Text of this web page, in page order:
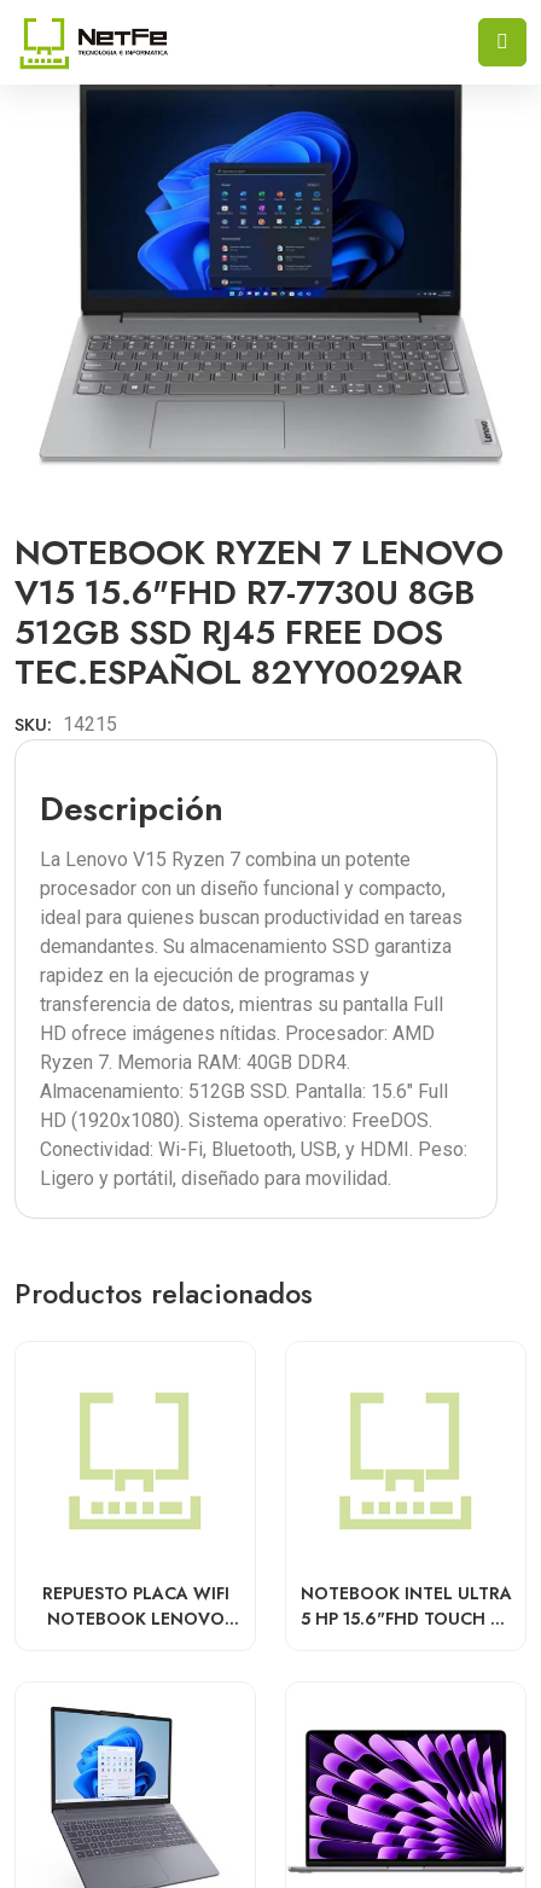
NOTEBOOK RYZEN 7 LENOVO
V15 15.6"FHD R7-7730U 8GB
512GB SSD RJ45 FREE DOS
TEC.ESPAÑOL 82YY0029AR
SKU: 14215
Descripción
La Lenovo V15 Ryzen 7 combina un potente
procesador con un diseño funcional y compacto,
ideal para quienes buscan productividad en tareas
demandantes. Su almacenamiento SSD garantiza
rapidez en la ejecución de programas y
transferencia de datos, mientras su pantalla Full
HD ofrece imágenes nítidas. Procesador: AMD
Ryzen 7. Memoria RAM: 40GB DDR4.
Almacenamiento: 512GB SSD. Pantalla: 15.6" Full
HD (1920x1080). Sistema operativo: FreeDOS.
Conectividad: Wi-Fi, Bluetooth, USB, y HDMI. Peso:
Ligero y portátil, diseñado para movilidad.
Productos relacionados
REPUESTO PLACA WIFI
NOTEBOOK LENOVO
NOTEBOOK INTEL ULTRA
5 HP 15.6"FHD TOUCH U5